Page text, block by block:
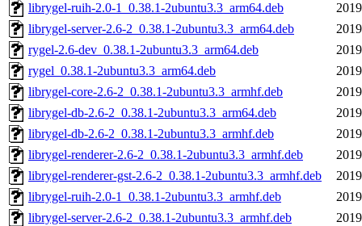
librygel-ruih-2.0-1_0.38.1-2ubuntu3.3_arm64.deb
librygel-server-2.6-2_0.38.1-2ubuntu3.3_arm64.deb
rygel-2.6-dev_0.38.1-2ubuntu3.3_arm64.deb
rygel_0.38.1-2ubuntu3.3_arm64.deb
librygel-core-2.6-2_0.38.1-2ubuntu3.3_armhf.deb
librygel-db-2.6-2_0.38.1-2ubuntu3.3_arm64.deb
librygel-db-2.6-2_0.38.1-2ubuntu3.3_armhf.deb
librygel-renderer-2.6-2_0.38.1-2ubuntu3.3_armhf.deb
librygel-renderer-gst-2.6-2_0.38.1-2ubuntu3.3_armhf.deb
librygel-ruih-2.0-1_0.38.1-2ubuntu3.3_armhf.deb
librygel-server-2.6-2_0.38.1-2ubuntu3.3_armhf.deb